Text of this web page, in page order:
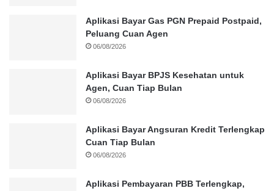
Aplikasi Bayar Gas PGN Prepaid Postpaid,
Peluang Cuan Agen
06/08/2026
Aplikasi Bayar BPJS Kesehatan untuk
Agen, Cuan Tiap Bulan
06/08/2026
Aplikasi Bayar Angsuran Kredit Terlengkap
Cuan Tiap Bulan
06/08/2026
Aplikasi Pembayaran PBB Terlengkap,